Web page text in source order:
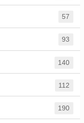
57
93
140
112
190